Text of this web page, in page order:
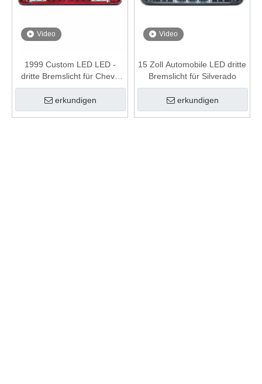
Video
1999 Custom LED LED -
dritte Bremslicht für Chevy
Silverado Truck
erkundigen
Video
15 Zoll Automobile LED dritte
Bremslicht für Silverado
erkundigen